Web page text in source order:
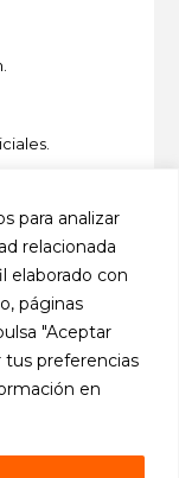
para analizar
relacionada
elaborado con
páginas
"Aceptar
tus preferencias
en
como
Gabinete y en
con nuestro